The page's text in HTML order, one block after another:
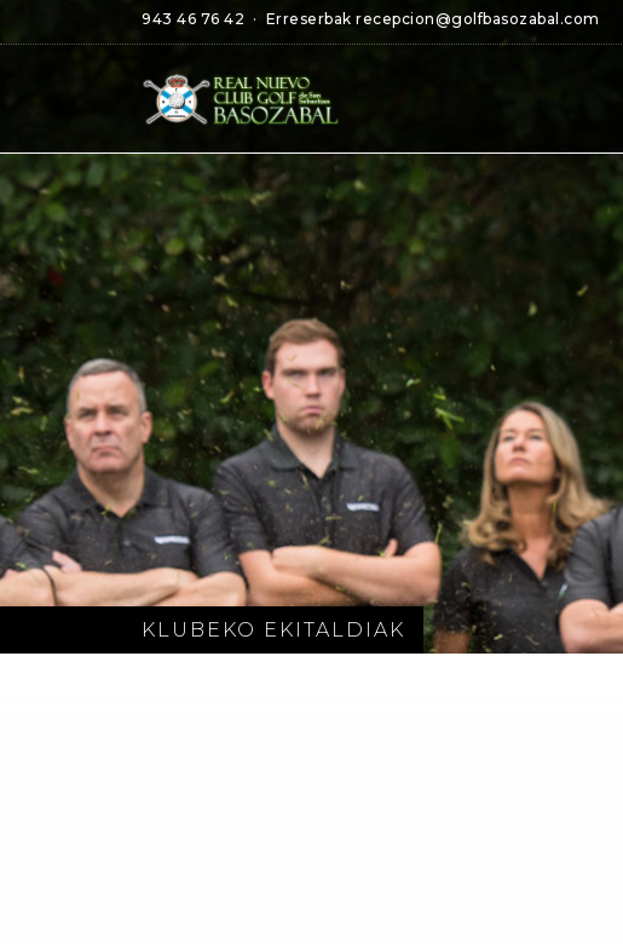
943 46 76 42 · Erreserbak recepcion@golfbasozabal.com
KLUBEKO EKITALDIAK